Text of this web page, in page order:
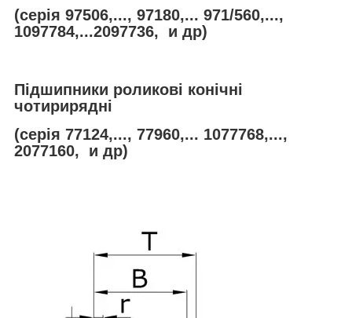
(серія 97506,..., 97180,... 971/560,...,
1097784,...2097736, и др)
Підшипники роликові конічні
чотирирядні
(серія 77124,..., 77960,... 1077768,...,
2077160, и др)